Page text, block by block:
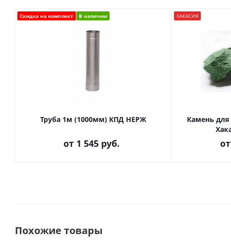
Скидка на комплект В наличии
Труба 1м (1000мм) КПД НЕРЖ
от 1 545 руб.
ХАКАСИЯ
Камень
от
Похожие товары